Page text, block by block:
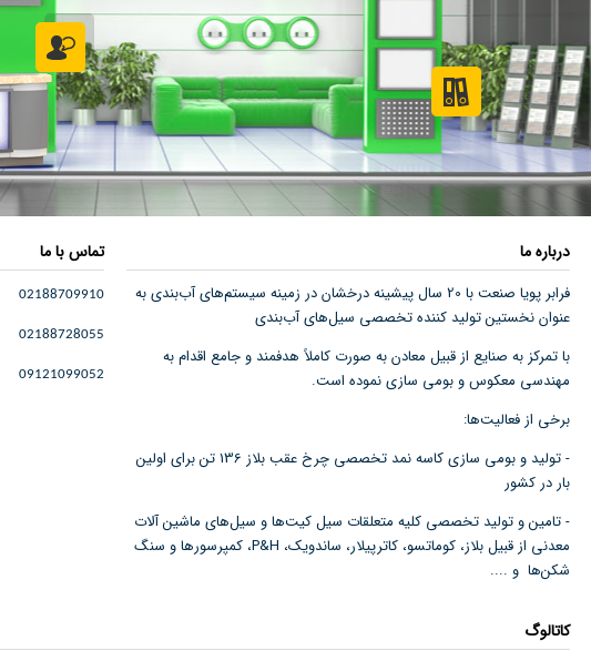
اطلاعات
کاتالوگ
درباره ما
فرابر پویا صنعت با 20 سال پیشینه درخشان در زمینه سیستم‌های آب‌بندی به
عنوان نخستین تولید کننده تخصصی سیل‌های آب‌بندی
با تمرکز به صنایع از قبیل معادن به صورت کاملاً هدفمند و جامع اقدام به
مهندسی معکوس و بومی سازی نموده است.
برخی از فعالیت‌ها:
- تولید و بومی سازی کاسه نمد تخصصی چرخ عقب بلاز 136 تن برای اولین
بار در کشور
- تامین و تولید تخصصی کلیه متعلقات سیل کیت‌ها و سیل‌های ماشین آلات
معدنی از قبیل بلاز، کوماتسو، کاترپیلار، ساندویک، P&H، کمپرسورها و سنگ‌
شکن‌ها و ....
تماس با ما
02188709910
02188728055
09121099052
کاتالوگ